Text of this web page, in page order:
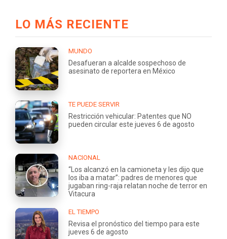
LO MÁS RECIENTE
MUNDO
Desafueran a alcalde sospechoso de
asesinato de reportera en México
TE PUEDE SERVIR
Restricción vehicular: Patentes que NO
pueden circular este jueves 6 de agosto
NACIONAL
“Los alcanzó en la camioneta y les dijo que
los iba a matar”: padres de menores que
jugaban ring-raja relatan noche de terror en
Vitacura
EL TIEMPO
Revisa el pronóstico del tiempo para este
jueves 6 de agosto